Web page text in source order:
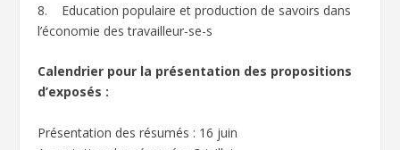
8. Education populaire et production de savoirs dans
l’économie des travailleur-se-s
Calendrier pour la présentation des propositions
d’exposés :
Présentation des résumés : 16 juin